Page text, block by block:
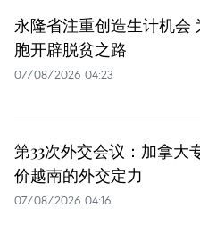
永隆省注重创造生计机会
胞开辟脱贫之路
07/08/2026 04:23
第33次外交会议：加拿大
价越南的外交定力
07/08/2026 04:16